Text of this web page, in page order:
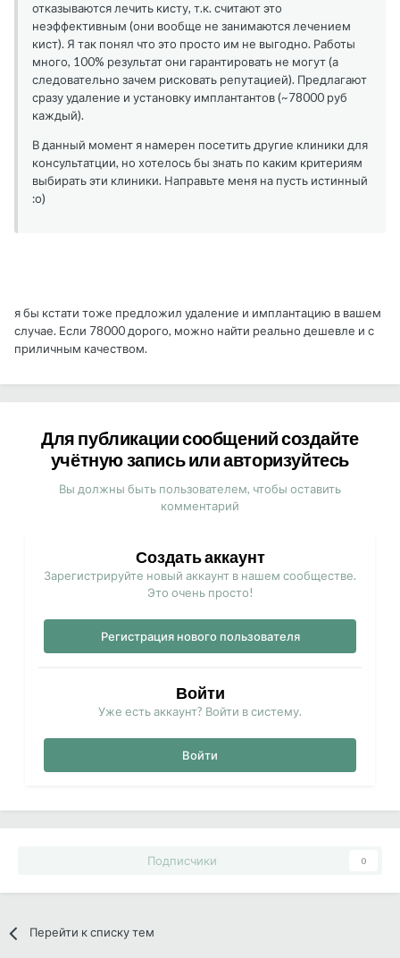
отказываются лечить кисту, т.к. считают это
неэффективным (они вообще не занимаются лечением
кист). Я так понял что это просто им не выгодно. Работы
много, 100% результат они гарантировать не могут (а
следовательно зачем рисковать репутацией). Предлагают
сразу удаление и установку имплантантов (~78000 руб
каждый).
В данный момент я намерен посетить другие клиники для
консультатции, но хотелось бы знать по каким критериям
выбирать эти клиники. Направьте меня на пусть истинный
:о)
я бы кстати тоже предложил удаление и имплантацию в вашем
случае. Если 78000 дорого, можно найти реально дешевле и с
приличным качеством.
Для публикации сообщений создайте
учётную запись или авторизуйтесь
Вы должны быть пользователем, чтобы оставить
комментарий
Создать аккаунт
Зарегистрируйте новый аккаунт в нашем сообществе.
Это очень просто!
Регистрация нового пользователя
Войти
Уже есть аккаунт? Войти в систему.
Войти
Подписчики 0
Перейти к списку тем